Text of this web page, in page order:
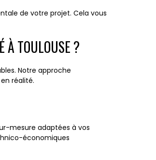
de votre projet. Cela vous
À TOULOUSE ?
Notre approche
réalité.
mesure adaptées à vos
économiques